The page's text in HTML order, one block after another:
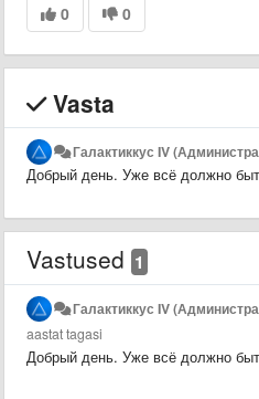
0 0
Vasta
Галактиккус IV
Добрый день. Уже всё должно
Vastused 1
Галактиккус IV
aastat tagasi
Добрый день. Уже всё должно